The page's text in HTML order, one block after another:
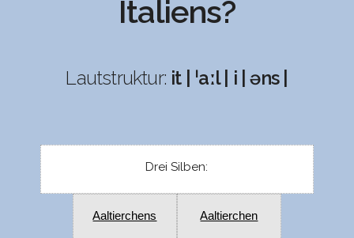
Italiens?
Lautstruktur: it | ˈaːl | i | əns |
Drei Silben:
Aaltierchens Aaltierchen